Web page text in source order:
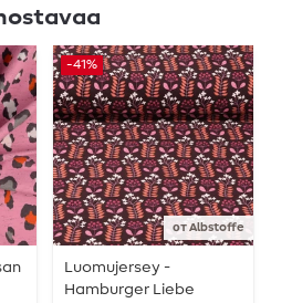
от Albstoffe
-41%
Luomujersey -
Hamburger Liebe